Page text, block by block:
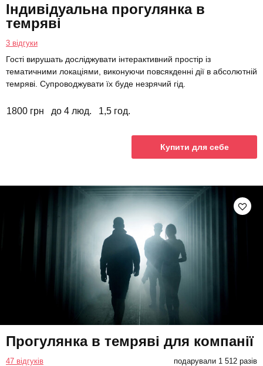
Індивідуальна прогулянка в
темряві
3 відгуки
Гості вирушать досліджувати інтерактивний простір із
тематичними локаціями, виконуючи повсякденні дії в абсолютній
темряві. Супроводжувати їх буде незрячий гід.
1800 грн до 4 люд. 1,5 год.
Купити для себе
Прогулянка в темряві для компанії
47 відгуків подарували 1 512 разів